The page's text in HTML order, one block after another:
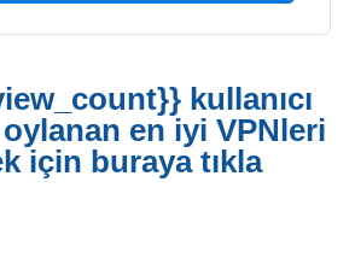
kullanıcı
en iyi VPNleri
için buraya tıkla